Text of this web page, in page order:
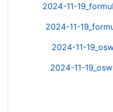
2024-11-
2024-11-
2024-11-
2024-11-